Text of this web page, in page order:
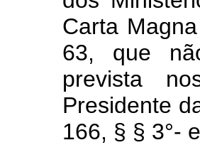
Carta
63, que
prevista
Presidente
166, § § 3°-